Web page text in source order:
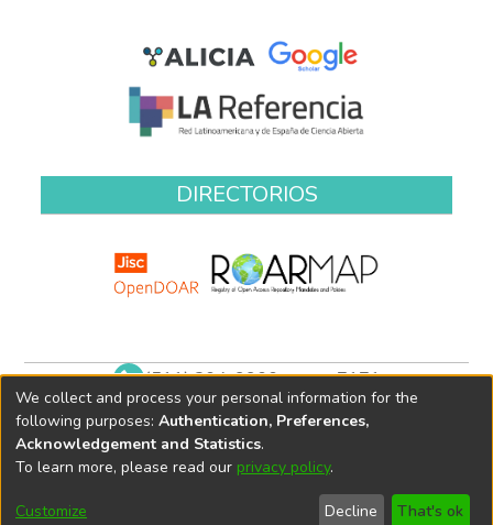
DIRECTORIOS
(511) 204-9900 anexo 7171
biblioteca@oefa.gob.pe
We collect and process your personal information for the
following purposes: Authentication, Preferences,
Acknowledgement and Statistics.
To learn more, please read our privacy policy.
Customize Decline That's ok